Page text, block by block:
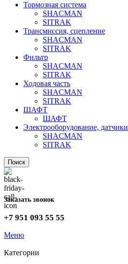
Тормозная система
SHACMAN
SITRAK
Трансмиссия, сцепление
SHACMAN
SITRAK
Фильтр
SHACMAN
SITRAK
Ходовая часть
SHACMAN
SITRAK
ШАФТ
ШАФТ
Электрооборудование, датчики
SHACMAN
SITRAK
Поиск
Заказать звонок
+7 951 093 55 55
Меню
Категории